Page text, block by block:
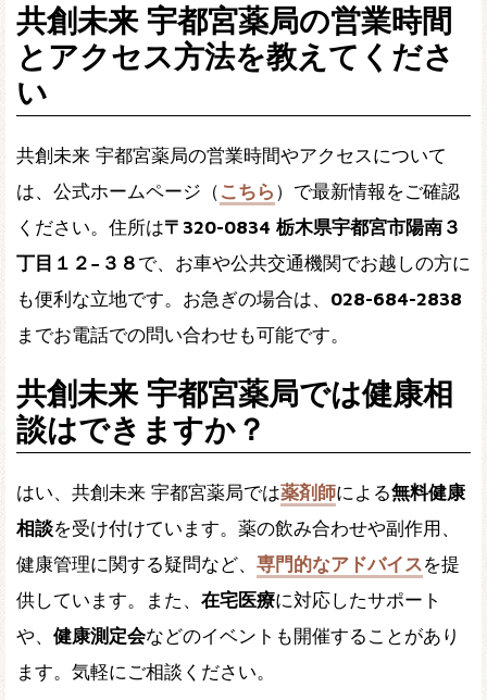
共創未来 宇都宮薬局の営業時間
とアクセス方法を教えてくださ
い
共創未来 宇都宮薬局の営業時間やアクセスについて
は、公式ホームページ（ こちら ）で最新情報をご確認
ください。住所は〒320-0834 栃木県宇都宮市陽南３
丁目１２−３８ で、お車や公共交通機関でお越しの方に
も便利な立地です。お急ぎの場合は、 028-684-2838
までお電話での問い合わせも可能です。
共創未来 宇都宮薬局では健康相
談はできますか？
はい、共創未来 宇都宮薬局では薬剤師による無料健康
相談を受け付けています。薬の飲み合わせや副作用、
健康管理に関する疑問など、 専門的なアドバイスを提
供しています。また、 在宅医療に対応したサポート
や、 健康測定会などのイベントも開催することがあり
ます。気軽にご相談ください。